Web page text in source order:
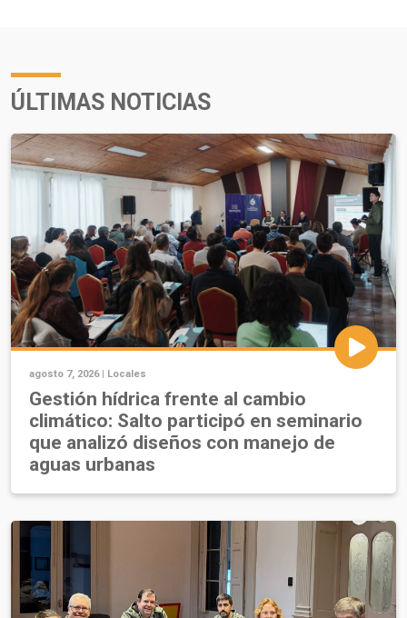
ÚLTIMAS NOTICIAS
agosto 7, 2026 | Locales
Gestión hídrica frente al cambio
climático: Salto participó en seminario
que analizó diseños con manejo de
aguas urbanas